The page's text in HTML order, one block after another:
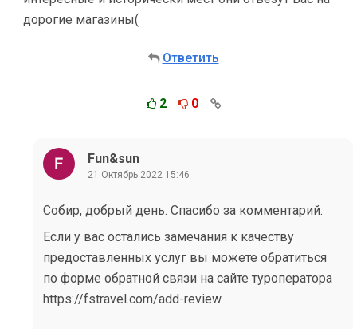
дорогие магазины(
Ответить
2 0
Fun&sun
21 Октябрь 2022 15:46
Собир, добрый день. Спасибо за комментарий.
Если у вас остались замечания к качеству
предоставленных услуг вы можете обратиться
по форме обратной связи на сайте туроператора
https://fstravel.com/add-review